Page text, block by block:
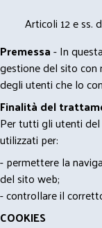
Articoli 12 e ss.
Premessa- In
gestione del sito
degli utenti che lo
Finalità del
Per tutti gli utenti
utilizzati per:
- permettere la
del sito web;
- controllare il
COOKIES